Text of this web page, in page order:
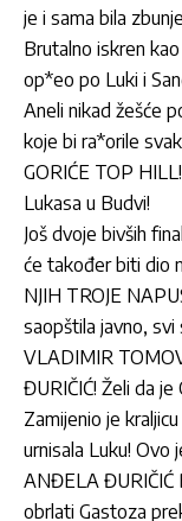
je i sama bila
Brutalno iskren
op*eo po Luki i
Aneli nikad žešće
koje bi ra*orile
GORIĆE TOP
Lukasa u Budvi!
Još dvoje bivših
će također biti dio
NJIH TROJE
saopštila javno, svi
VLADIMIR
ĐURIČIĆ! Želi da
Zamijenio je
urnisala Luku! Ovo
ANĐELA ĐURIČIĆ
obrlati Gastoza